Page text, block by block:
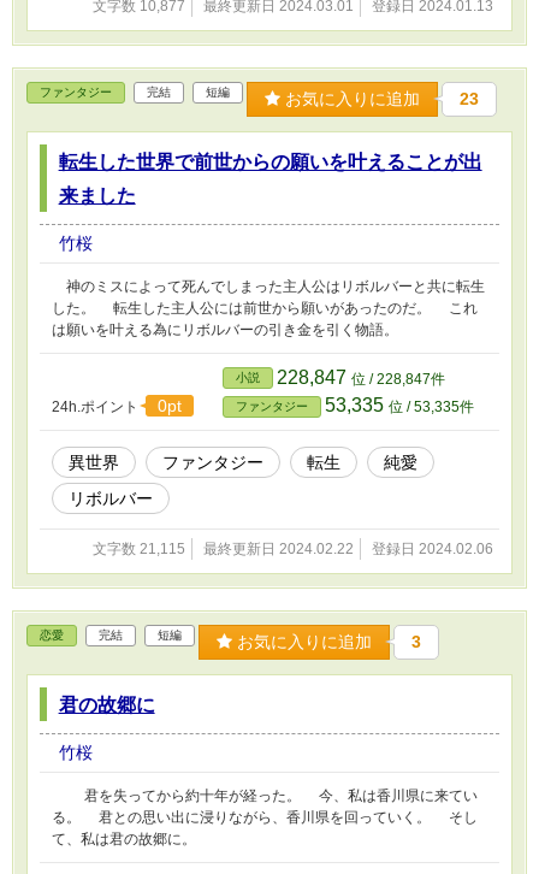
文字数 10,877 最終更新日 2024.03.01 登録日 2024.01.13
ファンタジー 完結 短編 お気に入りに追加 23
転生した世界で前世からの願いを叶えることが出
来ました
竹桜
神のミスによって死んでしまった主人公はリボルバーと共に転生
した。 転生した主人公には前世から願いがあったのだ。 これ
は願いを叶える為にリボルバーの引き金を引く物語。
24h.ポイント 0pt
小説 228,847 位 / 228,847件
ファンタジー 53,335 位 / 53,335件
異世界 ファンタジー 転生
純愛
リボルバー
文字数 21,115 最終更新日 2024.02.22 登録日 2024.02.06
恋愛 完結 短編 お気に入りに追加 3
君の故郷に
竹桜
君を失ってから約十年が経った。 今、私は香川県に来てい
る。 君との思い出に浸りながら、香川県を回っていく。 そし
て、私は君の故郷に。